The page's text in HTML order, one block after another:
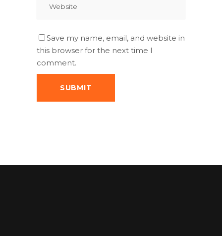
Save my name, email, and website in
this browser for the next time I
comment.